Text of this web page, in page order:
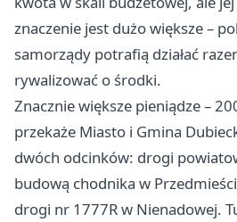
znaczenie jest dużo większe –
samorządy potrafią działać
rywalizować o środki.
Znacznie większe pieniądze –
przekaże Miasto i Gmina
dwóch odcinków: drogi
budową chodnika w
drogi nr 1777R w Nienadowej.